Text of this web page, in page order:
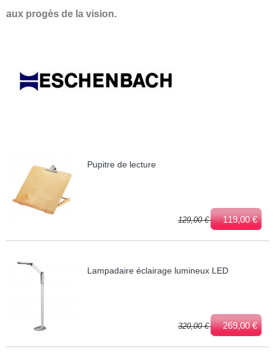
aux progès de la vision.
Pupitre de lecture
129,00 € 119,00 €
Lampadaire éclairage lumineux LED
320,00 € 269,00 €